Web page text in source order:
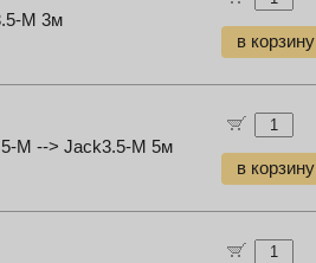
M 3м
в корзину
M --> Jack3.5-M 5м
в корзину